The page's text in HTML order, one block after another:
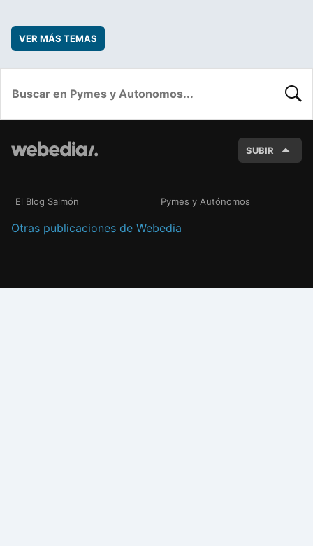
VER MÁS TEMAS
SUBIR
El Blog Salmón Pymes y Autónomos
Otras publicaciones de Webedia